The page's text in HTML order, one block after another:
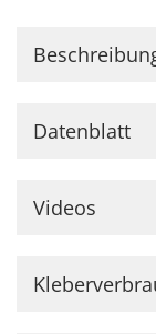
Datenblatt
Videos